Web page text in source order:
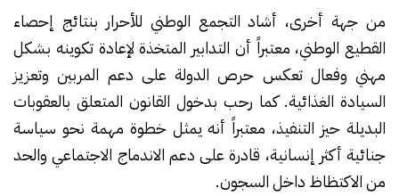
من جهة أخرى، أشاد التجمع الوطني للأحرار بنتائج إحصاء
القطيع الوطني، معتبراً أن التدابير المتخذة لإعادة تكوينه بشكل
مهني وفعال تعكس حرص الدولة على دعم المربين وتعزيز
السيادة الغذائية. كما رحب بدخول القانون المتعلق بالعقوبات
البديلة حيز التنفيذ، معتبراً أنه يمثل خطوة مهمة نحو سياسة
جنائية أكثر إنسانية، قادرة على دعم الاندماج الاجتماعي والحد
من الاكتظاظ داخل السجون.